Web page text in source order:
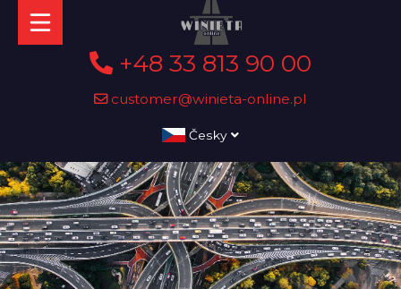
+48 33 813 90 00
customer@winieta-online.pl
Česky